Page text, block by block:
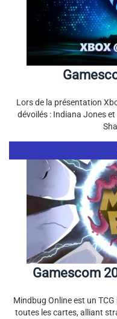
Lors de la présentation
dévoilés : Indiana Jones et
Gamescom
Mindbug Online est un
toutes les cartes, alliant